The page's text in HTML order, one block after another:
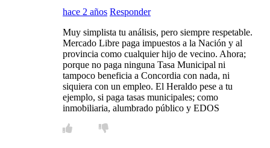
hace 2 años Responder
Muy simplista tu análisis, pero siempre respetable.
Mercado Libre paga impuestos a la Nación y al
provincia como cualquier hijo de vecino. Ahora;
porque no paga ninguna Tasa Municipal ni
tampoco beneficia a Concordia con nada, ni
siquiera con un empleo. El Heraldo pese a tu
ejemplo, si paga tasas municipales; como
inmobiliaria, alumbrado público y EDOS